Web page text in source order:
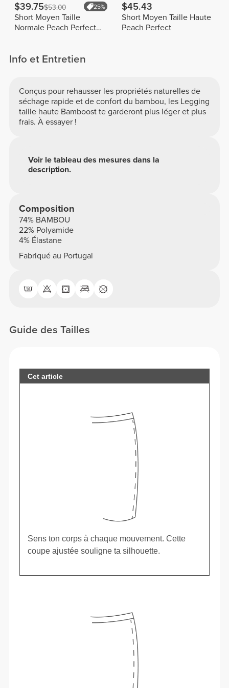
$39.75$53.00 25%
Short Moyen Taille
Normale Peach Perfect
$45.43
Short Moyen Taille Haute
Peach Perfect
Info et Entretien
Conçus pour rehausser les propriétés naturelles de
séchage rapide et de confort du bambou, les Legging
taille haute Bamboost te garderont plus léger et plus
frais. À essayer !
Voir le tableau des mesures dans la
description.
Composition
74% BAMBOU
22% Polyamide
4% Élastane
Fabriqué au Portugal
Guide des Tailles
Cet article
Sens ton corps à chaque mouvement. Cette
coupe ajustée souligne ta silhouette.